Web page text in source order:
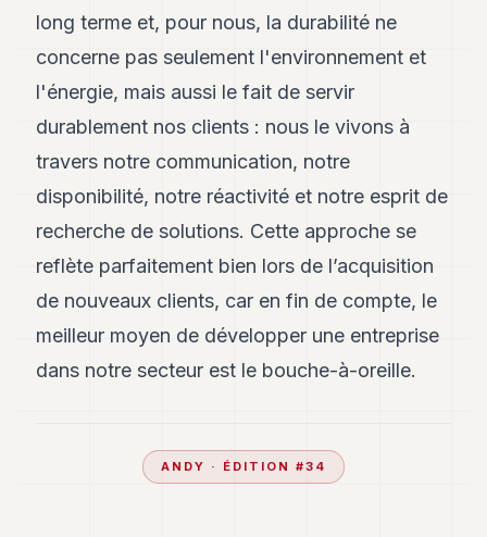
long terme et, pour nous, la durabilité ne
concerne pas seulement l'environnement et
l'énergie, mais aussi le fait de servir
durablement nos clients : nous le vivons à
travers notre communication, notre
disponibilité, notre réactivité et notre esprit de
recherche de solutions. Cette approche se
reflète parfaitement bien lors de l’acquisition
de nouveaux clients, car en fin de compte, le
meilleur moyen de développer une entreprise
dans notre secteur est le bouche-à-oreille.
ANDY · ÉDITION #34